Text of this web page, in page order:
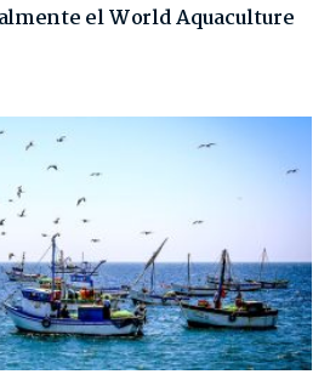
el World Aquaculture